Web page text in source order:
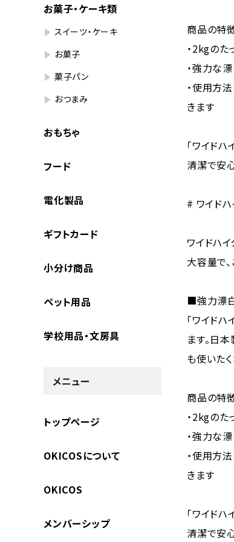
お菓子・ケーキ類
スイーツ・ケーキ
お菓子
菓子パン
おつまみ
おもちゃ
フード
電化製品
ギフトカード
小分け商品
ペット用品
学校用品・文房具
メニュー
トップページ
OKICOSについて
OKICOS
メンバーシップ
商品の特
・2kgの
・強力な
・使用方
きます
「ワイド
清潔で安
# ワイド
ワイドハ
大容量で
■強力漂
「ワイド
ます。日
も使いた
商品の特
・2kgの
・強力な
・使用方
きます
「ワイド
清潔で安